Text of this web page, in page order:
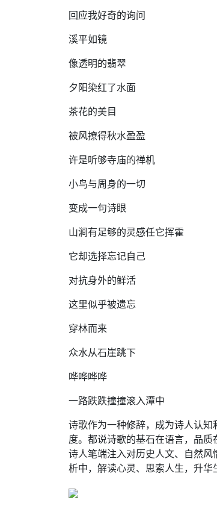
回应我好奇的询问
溪平如镜
像透明的翡翠
夕阳染红了水面
茶花的美目
被风撩得秋水盈盈
许是听够寺庙的禅机
小鸟与周身的一切
变成一句诗眼
山涧有足够的灵感任它挥霍
它却选择忘记自己
对抗身外的鲜活
这里似乎被遗忘
穿林而来
众水从石崖跳下
哗哗哗哗
一路跌跌撞撞滚入潭中
诗歌作为一种修辞，成为诗人认
度。都说诗歌的基石在语言，品质
诗人笔端注入对历史人文、自然
析中，解读心灵、思索人生，升华